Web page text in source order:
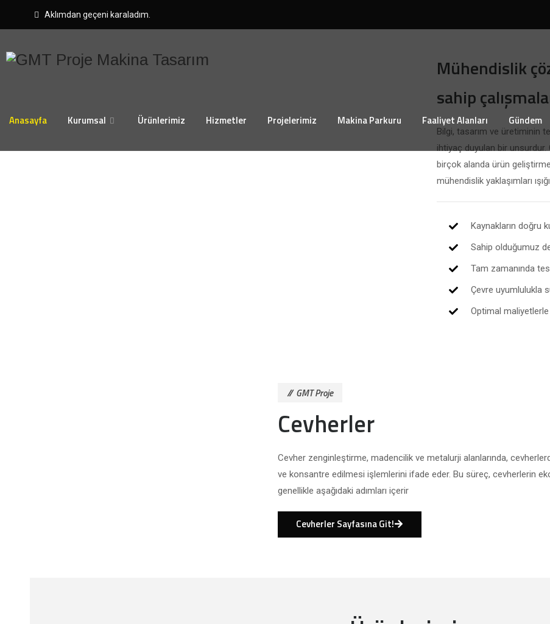
Aklımdan geçeni karaladım.
Anasayfa Kurumsal Ürünlerimiz Hizmetler Projelerimiz Makina Parkuru Faaliyet Alanları Gündem
Mühendislik
sahip
Bilgi, tasarım ve üretiminin
ihtiyaç duyulan bir
birçok alanda ürün
mühendislik yaklaşımları
Kaynakların doğru
Sahip olduğumuz
Tam zamanında
Çevre uyumlulukla
Optimal
GMT Proje
Cevherler
Cevher zenginleştirme, madencilik ve metalurji alanlarında,
ve konsantre edilmesi işlemlerini ifade eder. Bu süreç, cevherlerin
genellikle aşağıdaki adımları içerir
Cevherler Sayfasına Git!